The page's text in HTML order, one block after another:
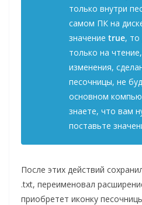
только внутри
самом ПК на
значение true, то
только на
изменения,
песочницы, не
основном
знаете, что вам
поставьте
После этих действий
.txt, переименовал
приобретет иконку